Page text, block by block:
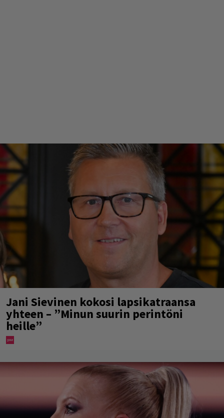
Jani Sievinen kokosi lapsikatraansa
yhteen – ”Minun suurin perintöni
heille”